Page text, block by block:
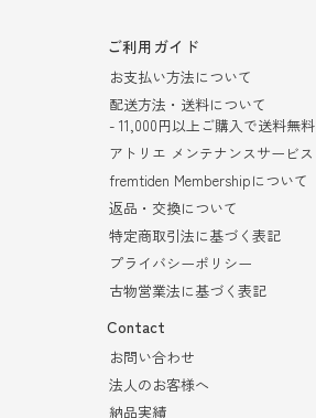
ご利用ガイド
お支払い方法について
配送方法・送料について
- 11,000円以上ご購入で送料無料
アトリエ メンテナンスサービス
fremtiden Membershipについて
返品・交換について
特定商取引法に基づく表記
プライバシーポリシー
古物営業法に基づく表記
Contact
お問い合わせ
法人のお客様へ
納品実績